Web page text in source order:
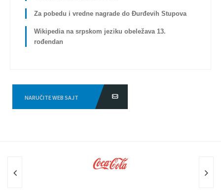
Za pobedu i vredne nagrade do Đurđevih Stupova
Wikipedia na srpskom jeziku obeležava 13.
rođendan
NARUČITE WEB SAJT